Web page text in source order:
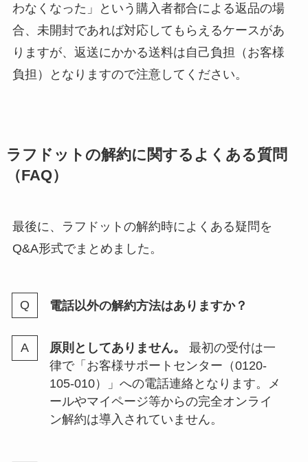
わなくなった」という購入者都合による返品の場
合、未開封であれば対応してもらえるケースがあ
りますが、返送にかかる送料は自己負担（お客様
負担）となりますので注意してください。
ラフドットの解約に関するよくある質問
（FAQ）
最後に、ラフドットの解約時によくある疑問を
Q&A形式でまとめました。
電話以外の解約方法はありますか？
原則としてありません。
最初の受付は一
律で「お客様サポートセンター（0120-
105-010）」への電話連絡となります。メ
ールやマイページ等からの完全オンライ
ン解約は導入されていません。